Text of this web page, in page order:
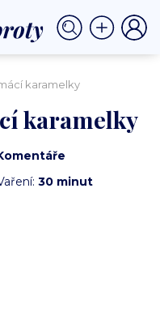
karamelky
karamelky
30 minut